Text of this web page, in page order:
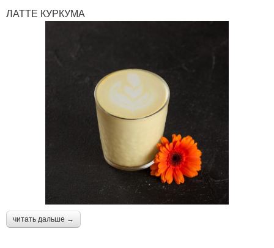
ЛАТТЕ КУРКУМА
читать дальше →